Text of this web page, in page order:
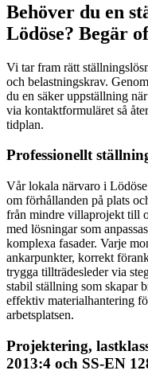
Behöver du en
Lödöse? Begär
Vi tar fram rätt
och belastningskrav.
du en säker uppställning
via kontaktformuläret så
tidplan.
Professionellt
Vår lokala närvaro i
om förhållanden på plats
från mindre villaprojekt till
med lösningar som
komplexa fasader. Varje
ankarpunkter, korrekt
trygga tillträdesleder via
stabil ställning som skapar
effektiv materialhantering
arbetsplatsen.
Projektering,
2013:4 och SS-EN